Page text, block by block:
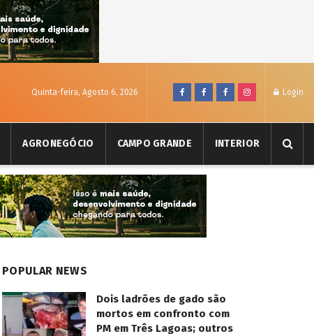
Quinta-feira, Agosto 6, 2026 Login
AGRONEGÓCIO CAMPO GRANDE INTERIOR
POPULAR NEWS
Dois ladrões de gado são
mortos em confronto com
PM em Três Lagoas; outros